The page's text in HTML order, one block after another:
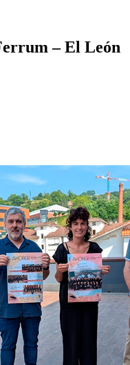
– El León